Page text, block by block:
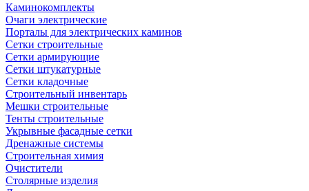
Каминокомплекты
Очаги электрические
Порталы для электрических каминов
Сетки строительные
Сетки армирующие
Сетки штукатурные
Сетки кладочные
Строительный инвентарь
Мешки строительные
Тенты строительные
Укрывные фасадные сетки
Дренажные системы
Строительная химия
Очистители
Столярные изделия